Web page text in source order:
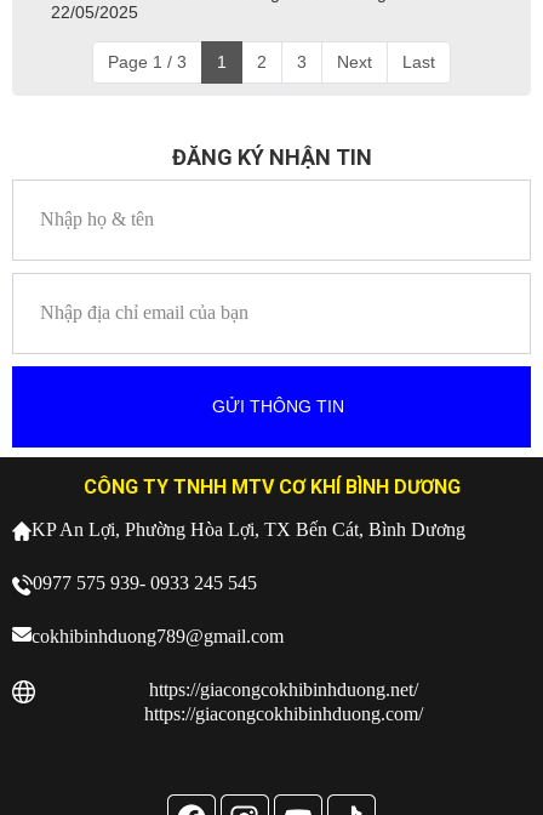
22/05/2025
Page 1 / 3 1 2 3 Next Last
ĐĂNG KÝ NHẬN TIN
CÔNG TY TNHH MTV CƠ KHÍ BÌNH DƯƠNG
KP An Lợi, Phường Hòa Lợi, TX Bến Cát, Bình Dương
0977 575 939- 0933 245 545
cokhibinhduong789@gmail.com
https://giacongcokhibinhduong.net/
https://giacongcokhibinhduong.com/